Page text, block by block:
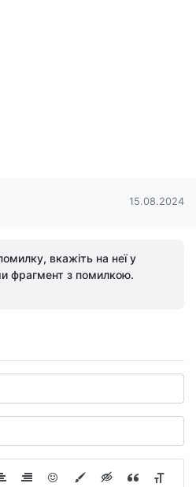
15.08.2024
вкажіть на неї у
фрагмент з помилкою.